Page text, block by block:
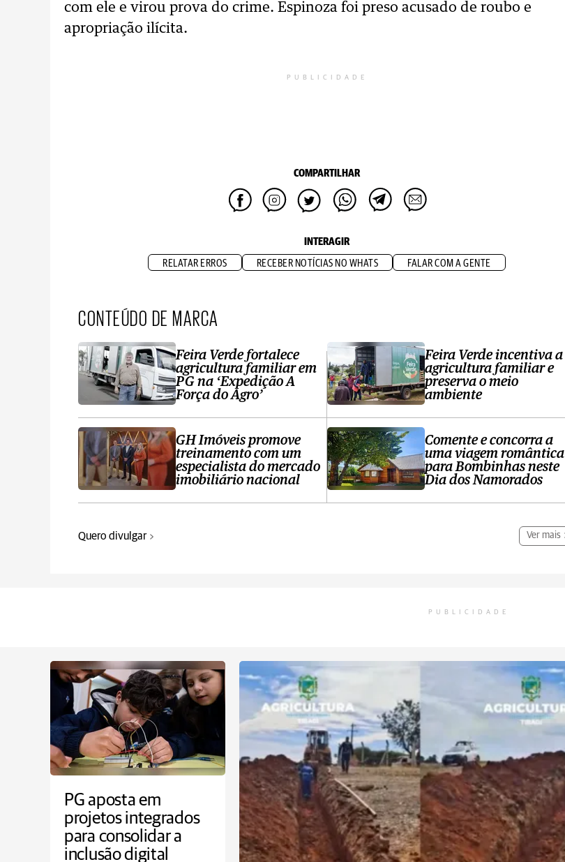
com ele e virou prova do crime. Espinoza foi preso acusado de roubo e
apropriação ilícita.
PUBLICIDADE
COMPARTILHAR
INTERAGIR
RELATAR ERROS RECEBER NOTÍCIAS NO WHATS FALAR COM A GENTE
CONTEÚDO DE MARCA
Feira Verde fortalece
agricultura familiar em
PG na ‘Expedição A
Força do Agro’
GH Imóveis promove
treinamento com um
especialista do mercado
imobiliário nacional
Feira Verde incentiva a
agricultura familiar e
preserva o meio
ambiente
Comente e concorra a
uma viagem romântica
para Bombinhas neste
Dia dos Namorados
Quero divulgar Ver mais
PUBLICIDADE
PG aposta em
projetos integrados
para consolidar a
inclusão digital